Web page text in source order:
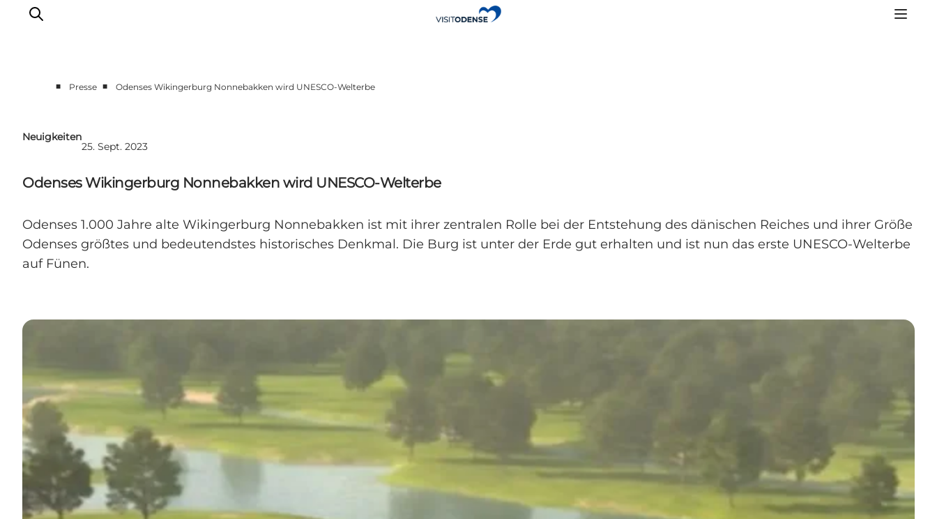
■ Presse ■ Odenses Wikingerburg Nonnebakken wird UNESCO-Welterbe
Neuigkeiten
25. Sept. 2023
Odenses Wikingerburg Nonnebakken wird UNESCO-Welterbe
Odenses 1.000 Jahre alte Wikingerburg Nonnebakken ist mit ihrer zentralen Rolle bei der Entstehung des dänischen Reiches und ihrer Größe
Odenses größtes und bedeutendstes historisches Denkmal. Die Burg ist unter der Erde gut erhalten und ist nun das erste UNESCO-Welterbe
auf Fünen.